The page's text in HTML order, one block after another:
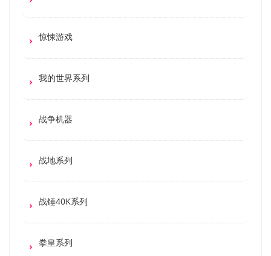
惊悚游戏
我的世界系列
战争机器
战地系列
战锤40K系列
拳皇系列